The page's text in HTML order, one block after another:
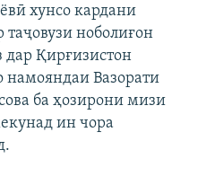
хунсо кардани
ноболиғон
дар Қирғизистон
Вазорати
ба ҳозирони мизи
ин чора